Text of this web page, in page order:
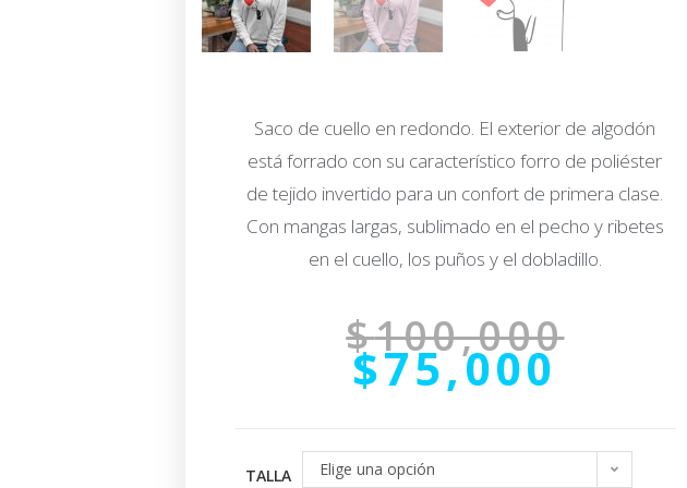
Saco de cuello en redondo. El exterior de algodón
está forrado con su característico forro de poliéster
de tejido invertido para un confort de primera clase.
Con mangas largas, sublimado en el pecho y ribetes
en el cuello, los puños y el dobladillo.
$100,000
$75,000
TALLA Elige una opción